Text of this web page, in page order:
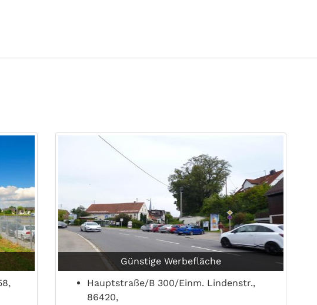
Günstige Werbefläche
Hauptstraße/B 300/Einm. Lindenstr.,
86420,